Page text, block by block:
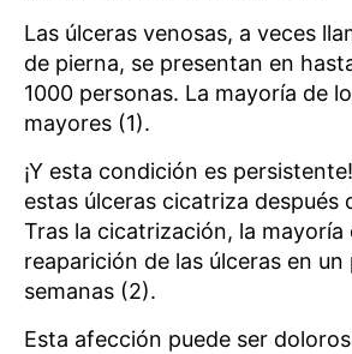
Las úlceras venosas, a veces
de pierna, se presentan en
1000 personas. La mayoría de
mayores (1).
¡Y esta condición es
estas úlceras cicatriza después
Tras la cicatrización, la mayoría
reaparición de las úlceras en
semanas (2).
Esta afección puede ser